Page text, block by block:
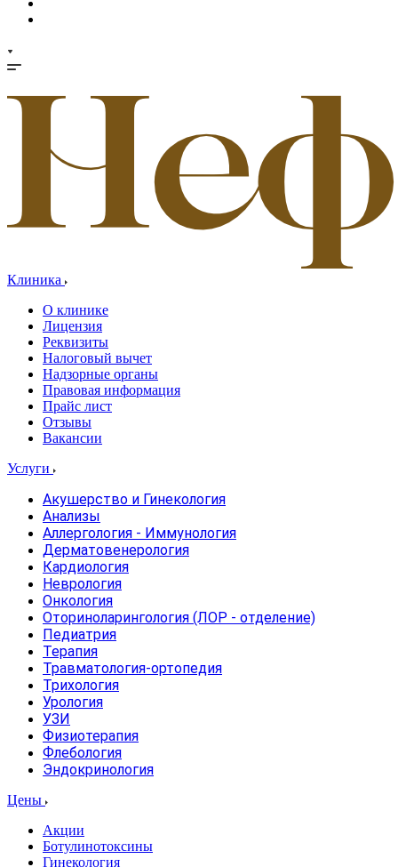
Клиника
О клинике
Лицензия
Реквизиты
Налоговый вычет
Надзорные органы
Правовая информация
Прайс лист
Отзывы
Вакансии
Услуги
Акушерство и Гинекология
Анализы
Аллергология - Иммунология
Дерматовенерология
Кардиология
Неврология
Онкология
Оториноларингология (ЛОР - отделение)
Педиатрия
Терапия
Травматология-ортопедия
Трихология
Урология
УЗИ
Физиотерапия
Флебология
Эндокринология
Цены
Акции
Ботулинотоксины
Гинекология